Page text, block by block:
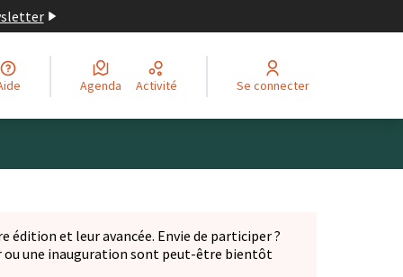
Aide Agenda Activité Se connecter
édition et leur avancée. Envie de participer ?
ou une inauguration sont peut-être bientôt